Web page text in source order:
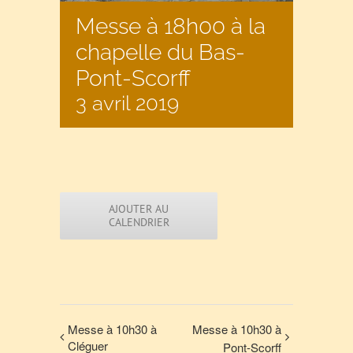
Messe à 18h00 à la
chapelle du Bas-
Pont-Scorff
3 avril 2019
AJOUTER AU
CALENDRIER
Messe à 10h30 à
Cléguer
Messe à 10h30 à
Pont-Scorff